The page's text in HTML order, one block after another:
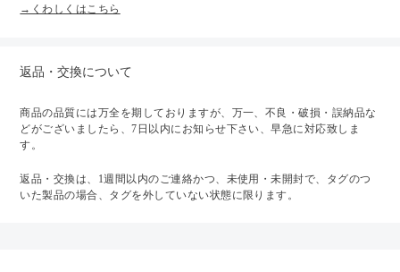
→くわしくはこちら
返品・交換について
商品の品質には万全を期しておりますが、万一、不良・破損・誤納品な
どがございましたら、7日以内にお知らせ下さい、早急に対応致しま
す。
返品・交換は、1週間以内のご連絡かつ、未使用・未開封で、タグのつ
いた製品の場合、タグを外していない状態に限ります。